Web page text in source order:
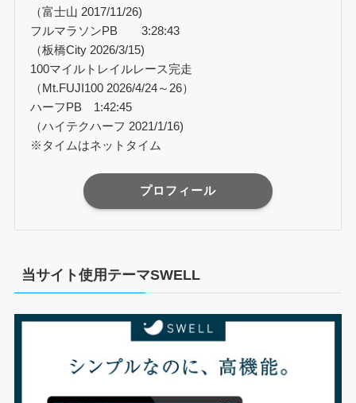
（富士山 2017/11/26)
フルマラソンPB 3:28:43
（板橋City 2026/3/15)
100マイルトレイルレース完走
（Mt.FUJI100 2026/4/24～26）
ハーフPB 1:42:45
（ハイテクハーフ 2021/1/16)
※タイムはネットタイム
プロフィール
当サイト使用テーマSWELL